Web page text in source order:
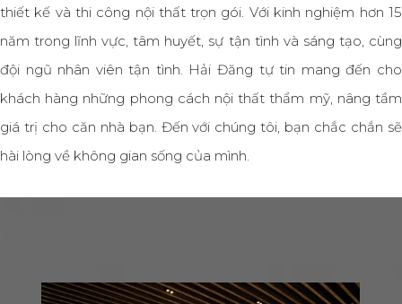
thiết kế và thi công nội thất trọn gói. Với kinh nghiệm hơn 15
năm trong lĩnh vực, tâm huyết, sự tận tình và sáng tạo, cùng
đội ngũ nhân viên tận tình. Hải Đăng tự tin mang đến cho
khách hàng những phong cách nội thất thẩm mỹ, nâng tầm
giá trị cho căn nhà bạn. Đến với chúng tôi, bạn chắc chắn sẽ
hài lòng về không gian sống của mình.